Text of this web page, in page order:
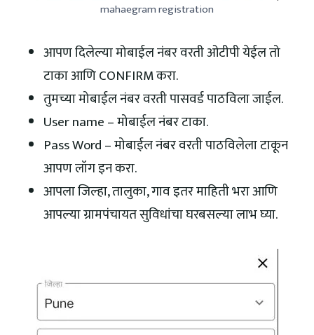
mahaegram registration
आपण दिलेल्या मोबाईल नंबर वरती ओटीपी येईल तो
टाका आणि CONFIRM करा.
तुमच्या मोबाईल नंबर वरती पासवर्ड पाठविला जाईल.
User name – मोबाईल नंबर टाका.
Pass Word – मोबाईल नंबर वरती पाठविलेला टाकून
आपण लॉग इन करा.
आपला जिल्हा, तालुका, गाव इतर माहिती भरा आणि
आपल्या ग्रामपंचायत सुविधांचा घरबसल्या लाभ घ्या.